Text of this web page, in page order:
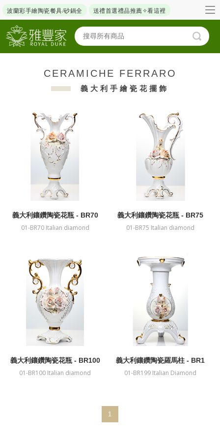
波蘭彩手繪陶瓷餐具/砂鍋全 送禮首選禮品推薦✧看這裡
CERAMICHE FERRARO
義大利手繪瓷花擺飾
義大利鑲鑽陶瓷花瓶 - BR70
01-BR70 Italian diamond
義大利鑲鑽陶瓷花瓶 - BR75
01-BR75 Italian diamond
義大利鑲鑽陶瓷花瓶 - BR100
01-BR100 Italian diamond
義大利鑲鑽陶瓷羅馬柱 - BR1
99
01-BR199 Italian Diamond
1